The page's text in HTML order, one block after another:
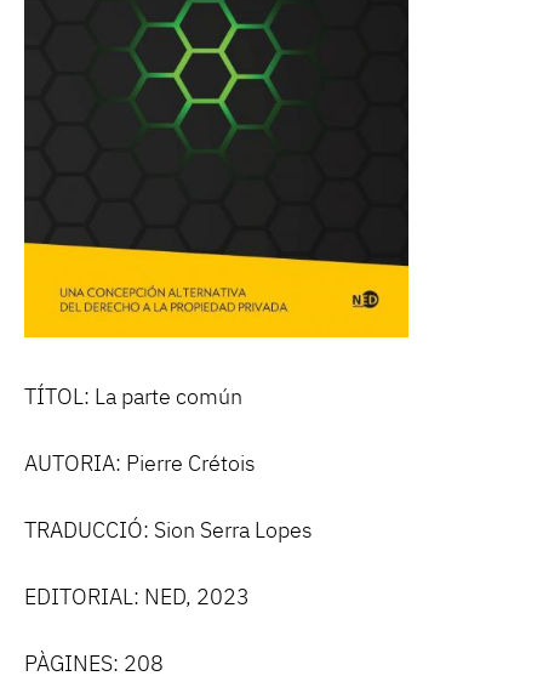
TÍTOL: La parte común
AUTORIA: Pierre Crétois
TRADUCCIÓ: Sion Serra Lopes
EDITORIAL: NED, 2023
PÀGINES: 208